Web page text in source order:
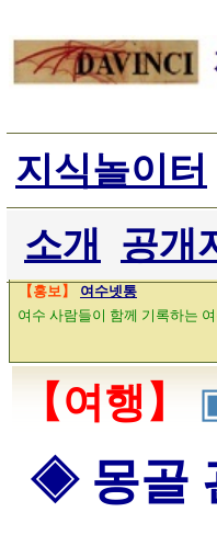
지식놀이터
소개
공개
【홍보】
여수넷통
여수 사람들이 함께 기록하는
【여행】
◈ 몽골